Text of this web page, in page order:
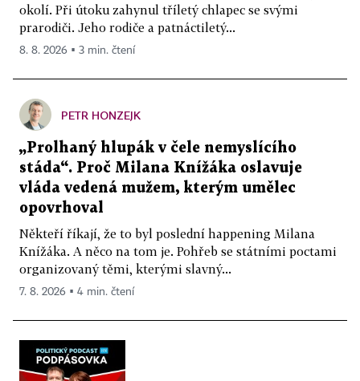
okolí. Při útoku zahynul tříletý chlapec se svými
prarodiči. Jeho rodiče a patnáctiletý...
8. 8. 2026 ▪ 3 min. čtení
PETR HONZEJK
„Prolhaný hlupák v čele nemyslícího
stáda“. Proč Milana Knížáka oslavuje
vláda vedená mužem, kterým umělec
opovrhoval
Někteří říkají, že to byl poslední happening Milana
Knížáka. A něco na tom je. Pohřeb se státními poctami
organizovaný těmi, kterými slavný...
7. 8. 2026 ▪ 4 min. čtení